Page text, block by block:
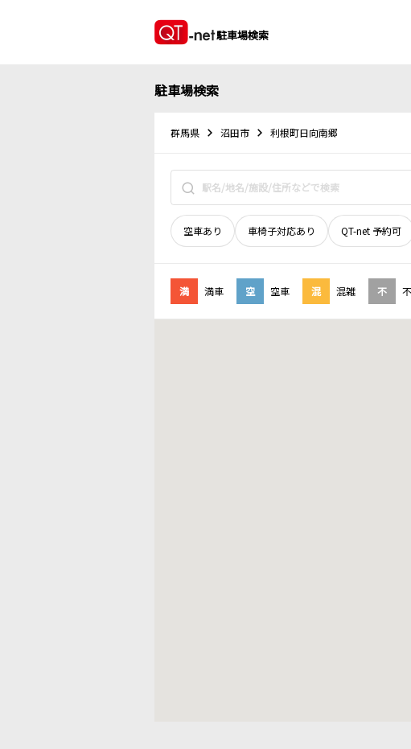
駐車場検索
駐車場検索
群馬県 沼田市 利根町日向南郷
空車あり 車椅子対応あり QT-net 予約可
満 満車 空 空車 混 混雑 不